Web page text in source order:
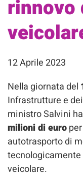
rinnovo
12 Aprile 2023
Nella giornata del
Infrastrutture e
ministro Salvini
milioni di euro
autotrasporto di
veicolare.